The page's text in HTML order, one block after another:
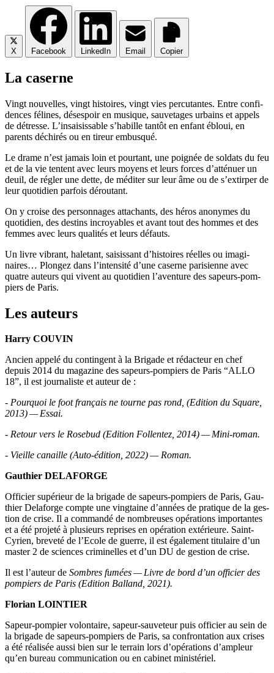
X Facebook LinkedIn Email Copier
La caserne
Vingt nou­velles, vingt his­toires, vingt vies per­cu­tantes. Entre confi­
dences félines, déses­poir en musique, sau­ve­tages urbains et appels
de détresse. L’in­sai­sis­sable s’habille tan­tôt en enfant ébloui, en
parents déchi­rés ou en tireur embusqué.
Le drame n’est jamais loin et pour­tant, une poi­gnée de sol­dats du feu
et de la vie tentent avec leurs moyens et leurs forces d’atténuer un
deuil, de régler une dette, de médi­ter sur leur âme ou de s’extirper de
leur quo­ti­dien par­fois déroutant.
On y croise des per­son­nages atta­chants, des héros ano­nymes du
quo­ti­dien, des des­tins incroyables et avant tout des hommes et des
femmes avec leurs qua­li­tés et leurs défauts.
Un livre vibrant, hale­tant, sai­sis­sant d’his­toires réelles ou ima­gi­
naires… Plon­gez dans l’intensité d’une caserne pari­sienne avec
quatre auteurs qui vivent au quo­ti­dien l’aventure des sapeurs-pom­
piers de Paris.
Les auteurs
Har­ry COUVIN
Ancien appe­lé du contin­gent à la Bri­gade et rédac­teur en chef
depuis 2014 du maga­zine des sapeurs-pom­piers de Paris “ALLO
18”, il est jour­na­liste et auteur de :
- Pour­quoi le foot fran­çais ne tourne pas rond, (Edi­tion du Square,
2013) — Essai.
- Retour vers le Rose­bud (Edi­tion Fol­len­tez, 2014) — Mini-roman.
- Vieille canaille (Auto-édi­tion, 2022) — Roman.
Gau­thier DELAFORGE
Offi­cier supé­rieur de la bri­gade de sapeurs-pom­piers de Paris, Gau­
thier Dela­forge compte une ving­taine d’années de pra­tique de la ges­
tion de crise. Il a com­man­dé de nom­breuses opé­ra­tions impor­tantes
et a été pro­je­té à plu­sieurs reprises en opé­ra­tion exté­rieure. Saint-
Cyrien, bre­ve­té de l’Ecole de guerre, il est éga­le­ment titu­laire d’un
mas­ter 2 de sciences cri­mi­nelles et d’un DU de ges­tion de crise.
Il est l’auteur de Sombres fumées — Livre de bord d’un offi­cier des
pom­piers de Paris (Edi­tion Bal­land, 2021).
Flo­rian LOINTIER
Sapeur-pom­pier volon­taire, sapeur-sau­ve­teur puis offi­cier au sein de
la bri­gade de sapeurs-pom­piers de Paris, sa confron­ta­tion aux crises
a été réa­li­sée aus­si bien sur le ter­rain lors d’o­pé­ra­tions d’ampleur
qu’en bureau com­mu­ni­ca­tion ou en cabi­net ministériel.